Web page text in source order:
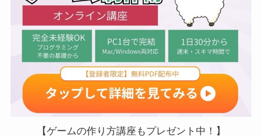
【ゲームの作り方講座もプレゼント中！】